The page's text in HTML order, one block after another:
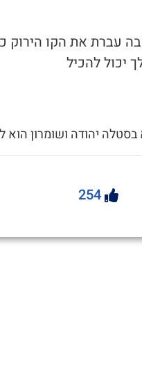
עברת את הקו
יכול להכיל
יהודה ושומרון הוא
254